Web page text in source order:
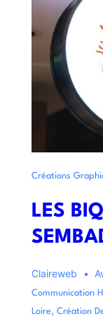
Créations
LES
Claireweb
Communication
Loire, Création